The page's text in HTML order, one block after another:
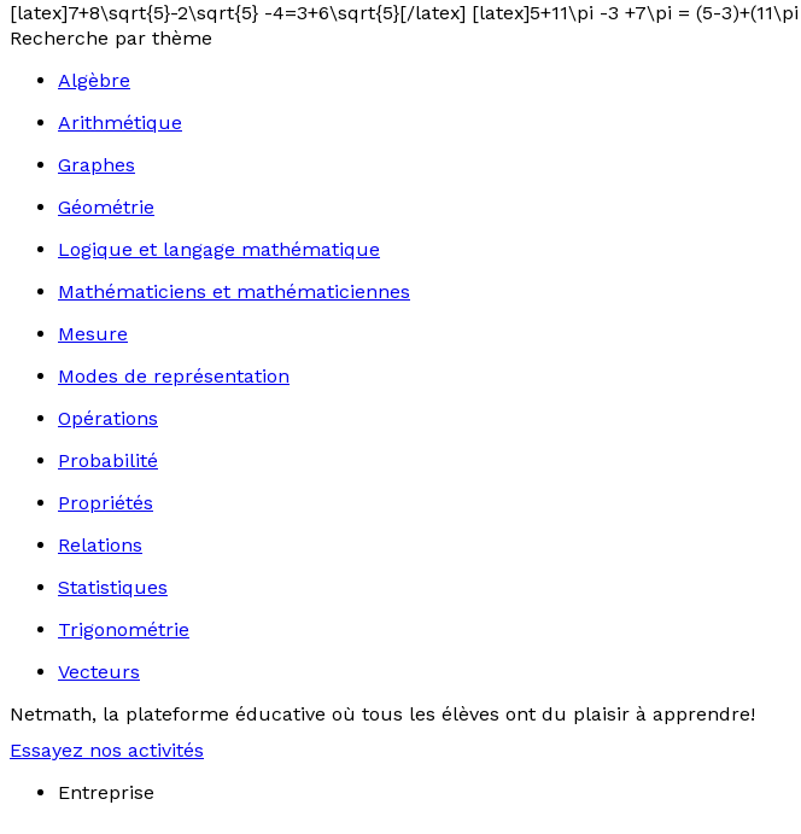
[latex]7+8\sqrt{5}-2\sqrt{5} -4=3+6\sqrt{5}[/latex] [latex]5+11\pi -3 +7\pi = (5-
Recherche par thème
Algèbre
Arithmétique
Graphes
Géométrie
Logique et langage mathématique
Mathématiciens et mathématiciennes
Mesure
Modes de représentation
Opérations
Probabilité
Propriétés
Relations
Statistiques
Trigonométrie
Vecteurs
Netmath, la plateforme éducative où tous les élèves ont du plaisir à apprendre!
Essayez nos activités
Entreprise